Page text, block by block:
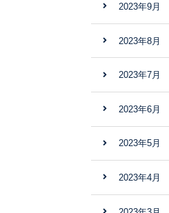
2023年9月
2023年8月
2023年7月
2023年6月
2023年5月
2023年4月